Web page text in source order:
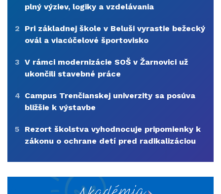
plný výziev, logiky a vzdelávania
2
Pri základnej škole v Beluši vyrastie bežecký
ovál a viacúčelové športovisko
3 V rámci modernizácie SOŠ v Žarnovici už
ukončili stavebné práce
4 Campus Trenčianskej univerzity sa posúva
bližšie k výstavbe
5
Rezort školstva vyhodnocuje pripomienky k
zákonu o ochrane detí pred radikalizáciou